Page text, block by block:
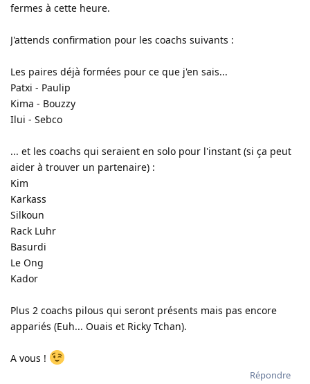
fermes à cette heure.
J'attends confirmation pour les coachs suivants :
Les paires déjà formées pour ce que j'en sais...
Patxi - Paulip
Kima - Bouzzy
Ilui - Sebco
... et les coachs qui seraient en solo pour l'instant (si ça peut
aider à trouver un partenaire) :
Kim
Karkass
Silkoun
Rack Luhr
Basurdi
Le Ong
Kador
Plus 2 coachs pilous qui seront présents mais pas encore
appariés (Euh... Ouais et Ricky Tchan).
A vous !
Répondre